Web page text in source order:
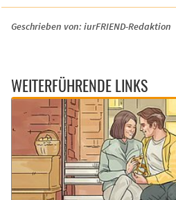
Geschrieben von: iurFRIEND-Redaktion
WEITERFÜHRENDE LINKS